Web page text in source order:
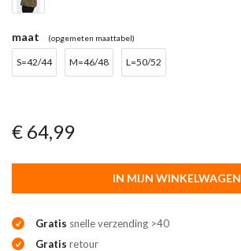
maat (opgemeten maattabel)
S=42/44 M=46/48 L=50/52
€ 64,99
IN MIJN WINKELWAGEN
Gratis snelle verzending >40
Gratis retour